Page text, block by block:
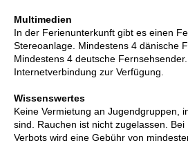
Multimedien
In der Ferienunterkunft gibt es einen
Stereoanlage. Mindestens 4 dänische
Mindestens 4 deutsche
Internetverbindung zur Verfügung.
Wissenswertes
Keine Vermietung an Jugendgruppen,
sind. Rauchen ist nicht zugelassen.
Verbots wird eine Gebühr von